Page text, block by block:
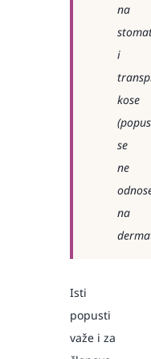
na
i
kose
se
ne
na
Isti
popusti
važe i za